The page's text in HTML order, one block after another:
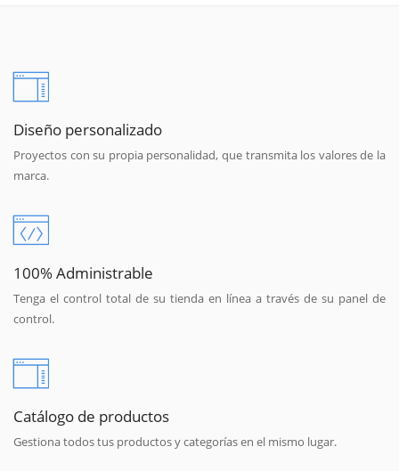
Diseño personalizado
Proyectos con su propia personalidad, que transmita los valores de la
marca.
100% Administrable
Tenga el control total de su tienda en línea a través de su panel de
control.
Catálogo de productos
Gestiona todos tus productos y categorías en el mismo lugar.